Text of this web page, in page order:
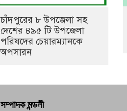
চাঁদপুরের ৮ উপজেলা সহ
দেশের ৪৯৫ টি উপজেলা
পরিষদের চেয়ারম্যানকে
অপসারন
সম্পাদক মন্ডলী